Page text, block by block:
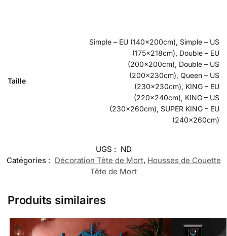
Taille
Simple – EU (140x200cm), Simple – US
(175x218cm), Double – EU
(200x200cm), Double – US
(200x230cm), Queen – US
(230x230cm), KING – EU
(220x240cm), KING – US
(230x260cm), SUPER KING – EU
(240x260cm)
UGS : ND
Catégories : Décoration Tête de Mort, Housses de Couette
Tête de Mort
Produits similaires